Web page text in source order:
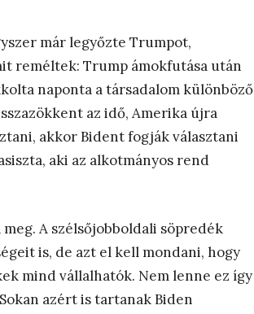
már legyőzte Trumpot,
reméltek: Trump ámokfutása után
naponta a társadalom különböző
az idő, Amerika újra
akkor Bident fogják választani
aki az alkotmányos rend
A szélsőjobboldali söpredék
is, de azt el kell mondani, hogy
mind vállalhatók. Nem lenne ez így
azért is tartanak Biden